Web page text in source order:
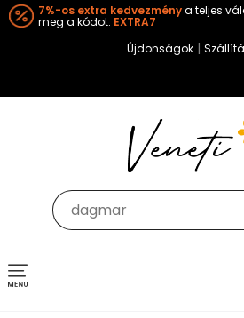
7%-os extra kedvezménya teljes
meg a kódot: EXTRA7
Újdonságok |
Toggle
navigation